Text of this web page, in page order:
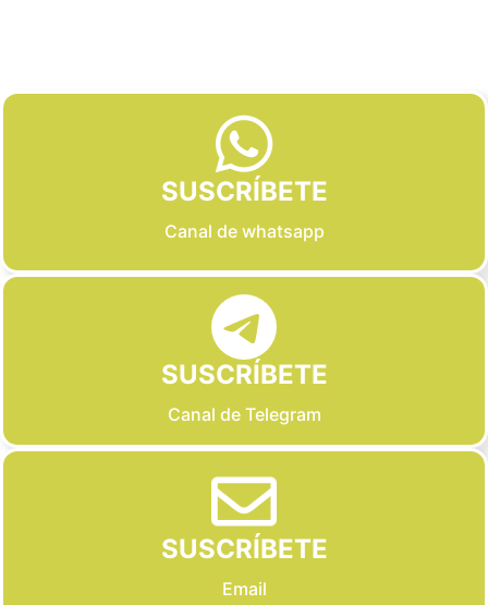
SUSCRÍBETE
Canal de whatsapp
SUSCRÍBETE
Canal de Telegram
SUSCRÍBETE
Email